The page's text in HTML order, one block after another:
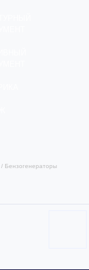
/ Бензогенераторы